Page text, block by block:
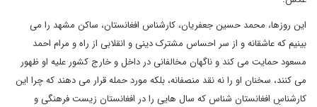
این روزها، محمد حسین جعفریان، کارشناس افغانستان، ساکن مشهد را می
بینیم که عاشقانه و از سر احساس مشترک دینی و انقلابی از راه و مرام احمد
مسعود حمایت می کند و ناگهان مخالفانی در داخل و خارج کشور علیه او ظهور
می کنند، سخنان او را نه نقد منصفانه، بلکه مورد حمله قرار می دهند که چرا این
کارشناسِ افغانستان شناس که سال هایی را در افغانستان زیست فرهنگی و